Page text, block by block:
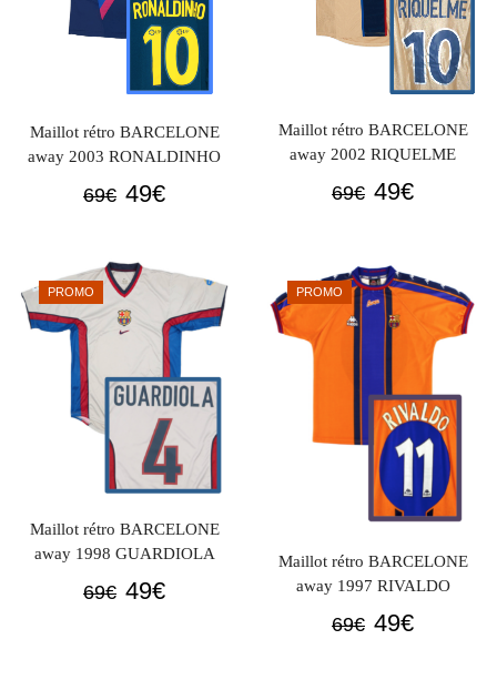
Maillot rétro BARCELONE
away 2003 RONALDINHO
69€ Le
était :
69€.
49€Le
est :
49€.
Maillot rétro BARCELONE
away 2002 RIQUELME
69€ Le
était :
69€.
49€Le
est :
49€.
PROMO
Maillot rétro BARCELONE
away 1998 GUARDIOLA
69€ Le
49€Le
PROMO
Maillot rétro BARCELONE
away 1997 RIVALDO
69€ Le
49€Le